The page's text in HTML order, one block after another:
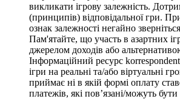
викликати ігрову залежність.
(принципів) відповідальної гри.
ознак залежності негайно
Пам'ятайте, що участь в азартних
джерелом доходів або
Інформаційний ресурс
ігри на реальні та/або віртуальні
приймає ні в якій формі оплату
платежів, які пов’язані/можуть бути